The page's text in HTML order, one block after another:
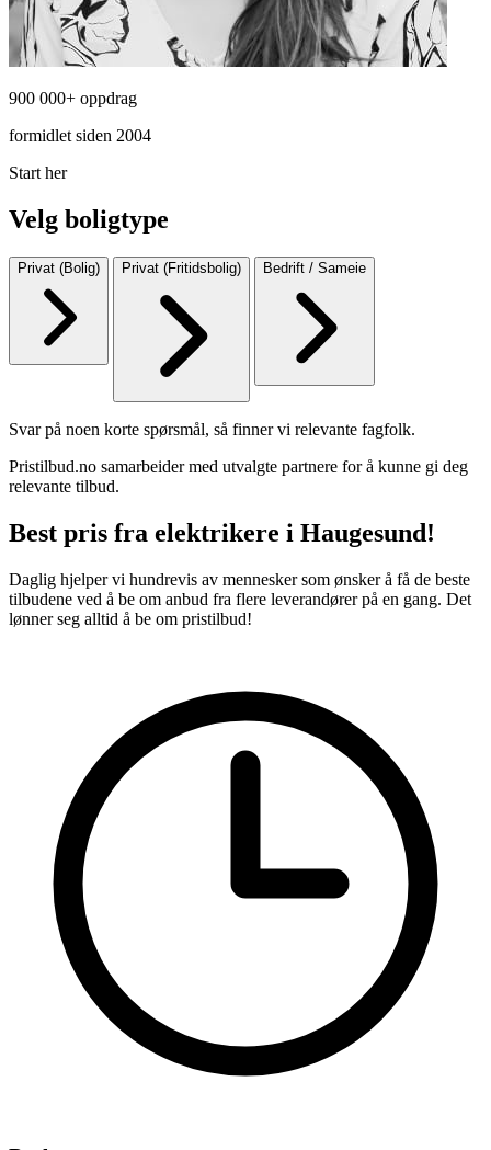
900 000+ oppdrag
formidlet siden 2004
Start her
Velg boligtype
Privat (Bolig) Privat (Fritidsbolig) Bedrift / Sameie
Svar på noen korte spørsmål, så finner vi relevante fagfolk.
Pristilbud.no samarbeider med utvalgte partnere for å kunne gi deg
relevante tilbud.
Best pris fra elektrikere i Haugesund!
Daglig hjelper vi hundrevis av mennesker som ønsker å få de beste
tilbudene ved å be om anbud fra flere leverandører på en gang. Det
lønner seg alltid å be om pristilbud!